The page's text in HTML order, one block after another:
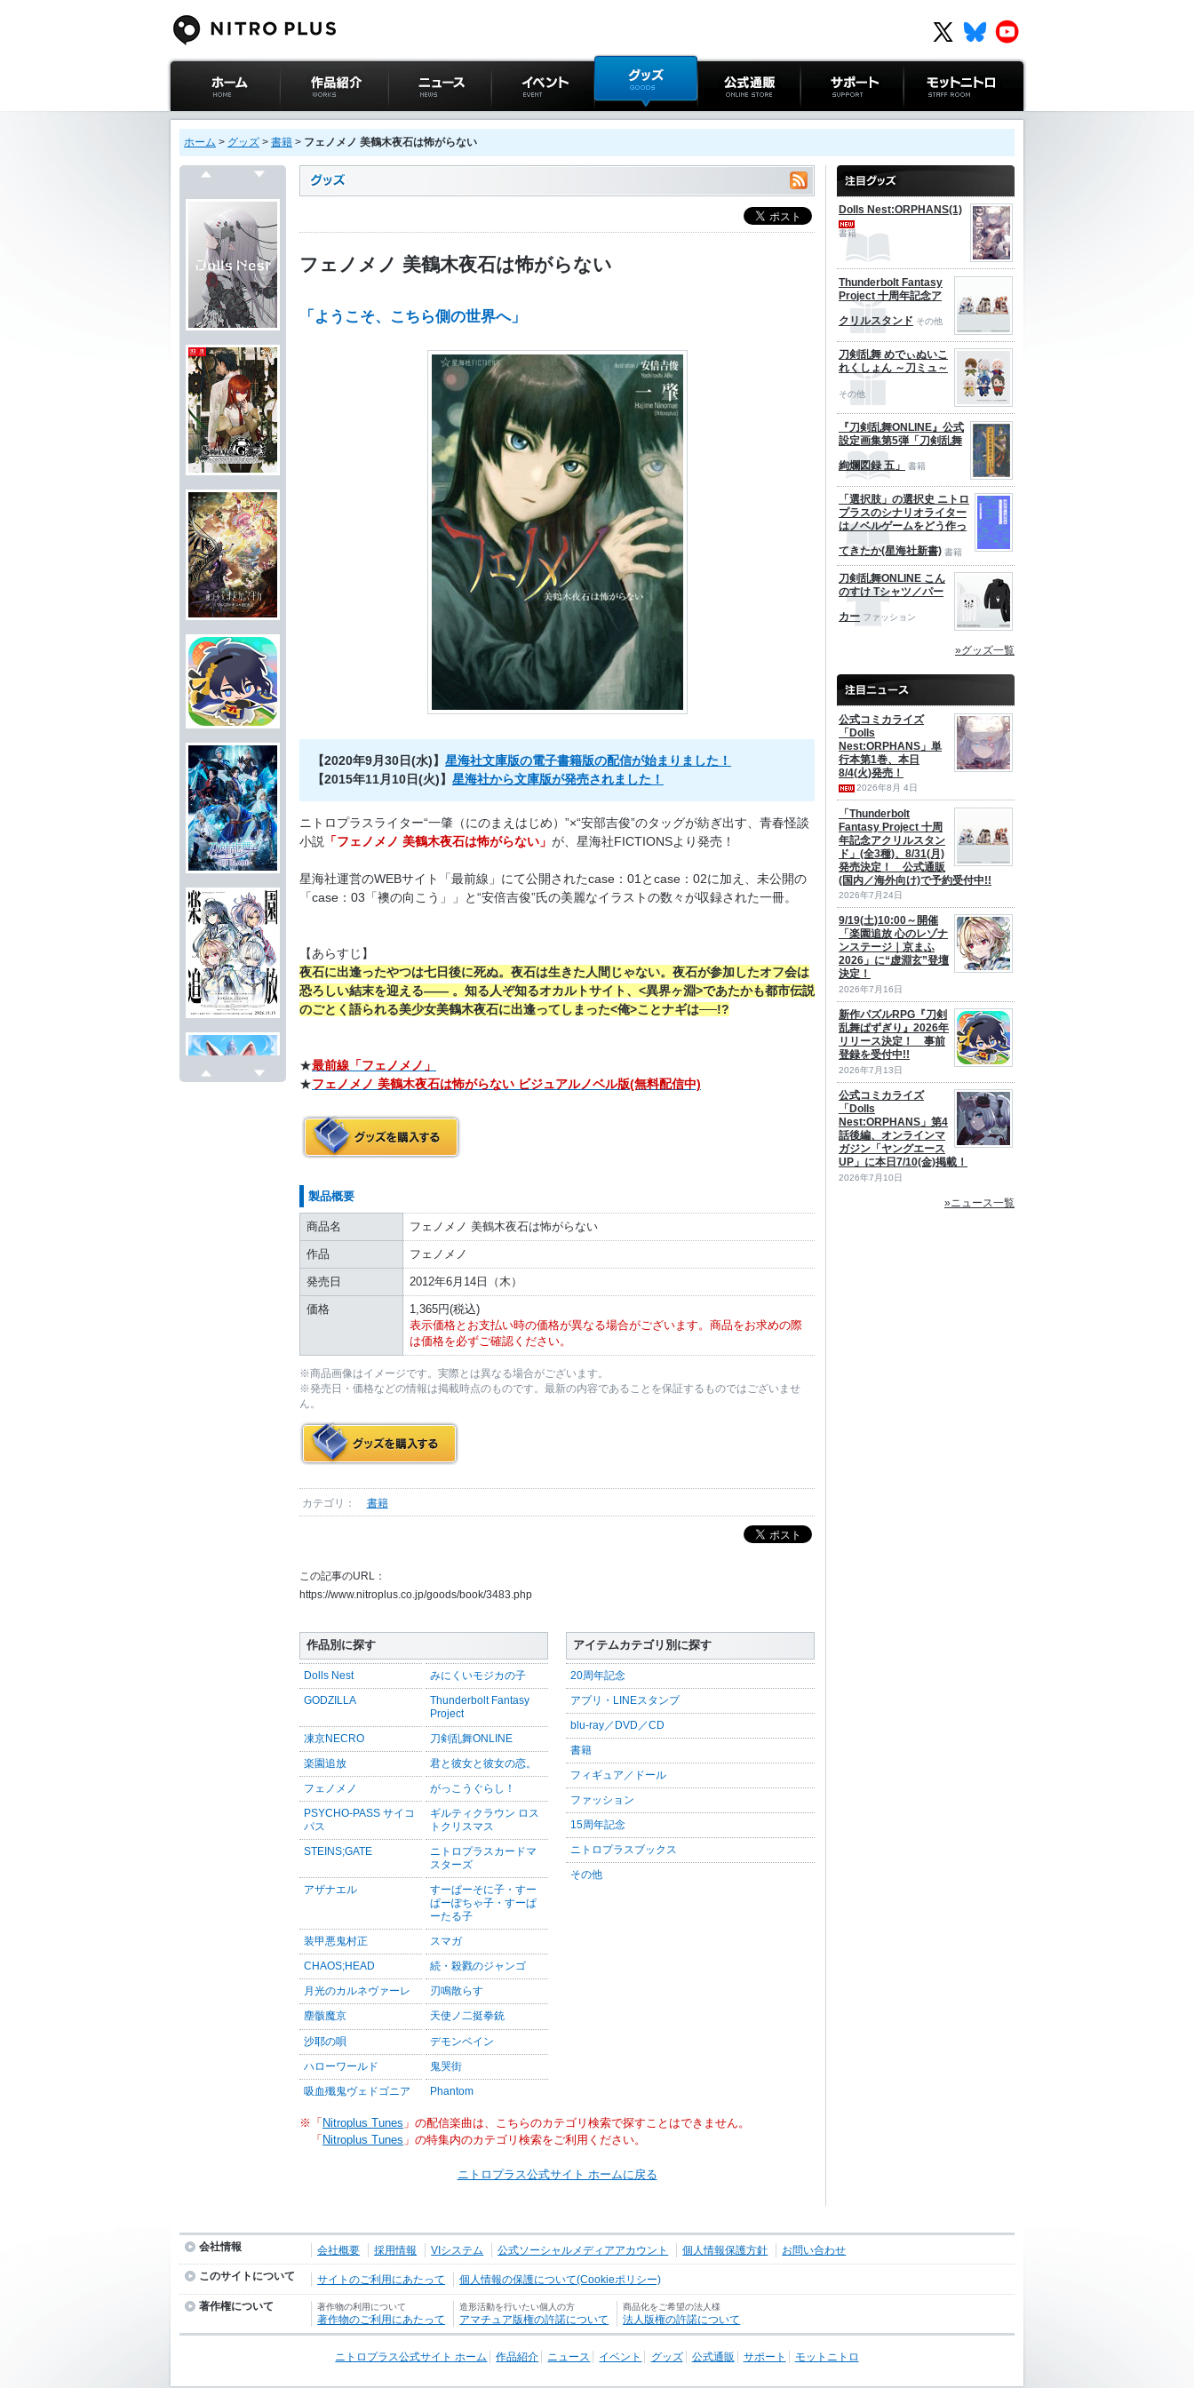
ニトロプラス公式
サイト ホーム
作品紹介 ニュース イベント グッズ 公式通販 サポート モットニトロ
ホーム > グッズ > 書籍 > フェノメノ 美鶴木夜石は怖がらない
フェノメノ 美鶴木夜石は怖がらない
「ようこそ、こちら側の世界へ」
【2020年9月30日(水)】 星海社文庫版の電子書籍版の配信が始まりました！
【2015年11月10日(火)】 星海社から文庫版が発売されました！
ニトロプラスライター“一肇（にのまえはじめ）”×“安部吉俊”のタッグが紡ぎ出す、青春怪談
小説 「フェノメノ 美鶴木夜石は怖がらない」 が、星海社FICTIONSより発売！
星海社運営のWEBサイト「最前線」にて公開されたcase：01とcase：02に加え、未公開の
「case：03「襖の向こう」」と“安倍吉俊”氏の美麗なイラストの数々が収録された一冊。
【あらすじ】
夜石に出逢ったやつは七日後に死ぬ。夜石は生きた人間じゃない。夜石が参加したオフ会は
恐ろしい結末を迎える―― 。知る人ぞ知るオカルトサイト、<異界ヶ淵>であたかも都市伝説
のごとく語られる美少女美鶴木夜石に出逢ってしまった<俺>ことナギは──!?
★最前線「フェノメノ」
★フェノメノ 美鶴木夜石は怖がらない ビジュアルノベル版(無料配信中)
製品概要
商品名 フェノメノ 美鶴木夜石は怖がらない
作品 フェノメノ
発売日 2012年6月14日（木）
価格
1,365円(税込)
表示価格とお支払い時の価格が異なる場合がございます。商品をお求めの際
は価格を必ずご確認ください。
※商品画像はイメージです。実際とは異なる場合がございます。
※発売日・価格などの情報は掲載時点のものです。最新の内容であることを保証するものではございませ
ん。
カテゴリ： 書籍
この記事のURL：
https://www.nitroplus.co.jp/goods/book/3483.php
作品別に探す
Dolls Nest みにくいモジカの子
GODZILLA
Thunderbolt Fantasy
Project
凍京NECRO 刀剣乱舞ONLINE
楽園追放 君と彼女と彼女の恋。
フェノメノ がっこうぐらし！
PSYCHO-PASS サイコ
パス
ギルティクラウン ロス
トクリスマス
STEINS;GATE
ニトロプラスカードマ
スターズ
アザナエル
すーぱーそに子・すー
ぱーぽちゃ子・すーぱ
ーたる子
装甲悪鬼村正 スマガ
CHAOS;HEAD 続・殺戮のジャンゴ
月光のカルネヴァーレ 刃鳴散らす
塵骸魔京 天使ノ二挺拳銃
沙耶の唄 デモンベイン
ハローワールド 鬼哭街
吸血殲鬼ヴェドゴニア Phantom
アイテムカテゴリ別に探す
20周年記念
アプリ・LINEスタンプ
blu-ray／DVD／CD
書籍
フィギュア／ドール
ファッション
15周年記念
ニトロプラスブックス
その他
※「 Nitroplus Tunes 」の配信楽曲は、こちらのカテゴリ検索で探すことはできません。
「 Nitroplus Tunes 」の特集内のカテゴリ検索をご利用ください。
ニトロプラス公式サイト ホームに戻る
Dolls Nest:ORPHANS(1)
書籍
Thunderbolt Fantasy
Project 十周年記念ア
クリルスタンド その他
刀剣乱舞 めでぃぬいこ
れくしょん ～刀ミュ～
その他
『刀剣乱舞ONLINE』公式
設定画集第5弾「刀剣乱舞
絢爛図録 五」 書籍
「選択肢」の選択史 ニトロ
プラスのシナリオライター
はノベルゲームをどう作っ
てきたか(星海社新書) 書籍
刀剣乱舞ONLINE こん
のすけ Tシャツ／パー
カー ファッション
»グッズ一覧
公式コミカライズ
「Dolls
Nest:ORPHANS」単
行本第1巻、本日
8/4(火)発売！
2026年8月 4日
「Thunderbolt
Fantasy Project 十周
年記念アクリルスタン
ド」(全3種)、8/31(月)
発売決定！ 公式通販
(国内／海外向け)で予約受付中!!
2026年7月24日
9/19(土)10:00～開催
「楽園追放 心のレゾナ
ンステージ｜京まふ
2026」に“虚淵玄”登壇
決定！
2026年7月16日
新作パズルRPG『刀剣
乱舞ぱずぎり』2026年
リリース決定！ 事前
登録を受付中!!
2026年7月13日
公式コミカライズ
「Dolls
Nest:ORPHANS」第4
話後編、オンラインマ
ガジン「ヤングエース
UP」に本日7/10(金)掲載！
2026年7月10日
»ニュース一覧
会社情報 会社概要 採用情報 VIシステム 公式ソーシャルメディアアカウント 個人情報保護方針 お問い合わせ
このサイトについて サイトのご利用にあたって 個人情報の保護について(Cookieポリシー)
著作権について 著作物の利用について
著作物のご利用にあたって
造形活動を行いたい個人の方
アマチュア版権の許諾について
商品化をご希望の法人様
法人版権の許諾について
ニトロプラス公式サイト ホーム 作品紹介 ニュース イベント グッズ 公式通販 サポート モットニトロ